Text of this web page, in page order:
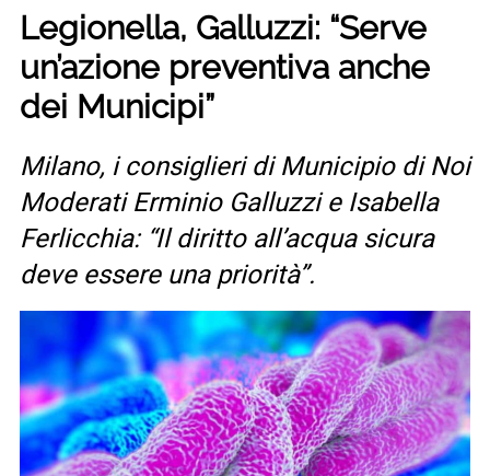
Legionella, Galluzzi: “Serve
un’azione preventiva anche
dei Municipi”
Milano, i consiglieri di Municipio di Noi
Moderati Erminio Galluzzi e Isabella
Ferlicchia: “Il diritto all’acqua sicura
deve essere una priorità”.